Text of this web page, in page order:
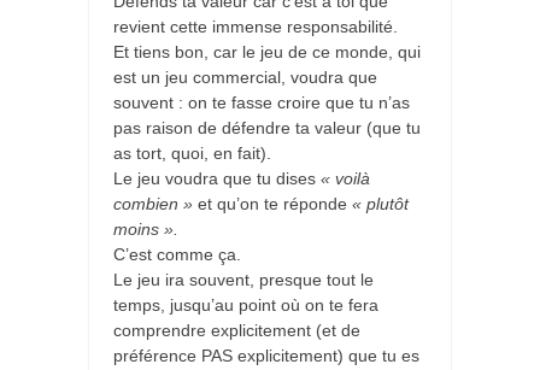
revient cette immense responsabilité.
Et tiens bon, car le jeu de ce monde, qui
est un jeu commercial, voudra que
souvent : on te fasse croire que tu n’as
pas raison de défendre ta valeur (que tu
as tort, quoi, en fait).
Le jeu voudra que tu dises « voilà
combien » et qu’on te réponde « plutôt
moins ».
C’est comme ça.
Le jeu ira souvent, presque tout le
temps, jusqu’au point où on te fera
comprendre explicitement (et de
préférence PAS explicitement) que tu es